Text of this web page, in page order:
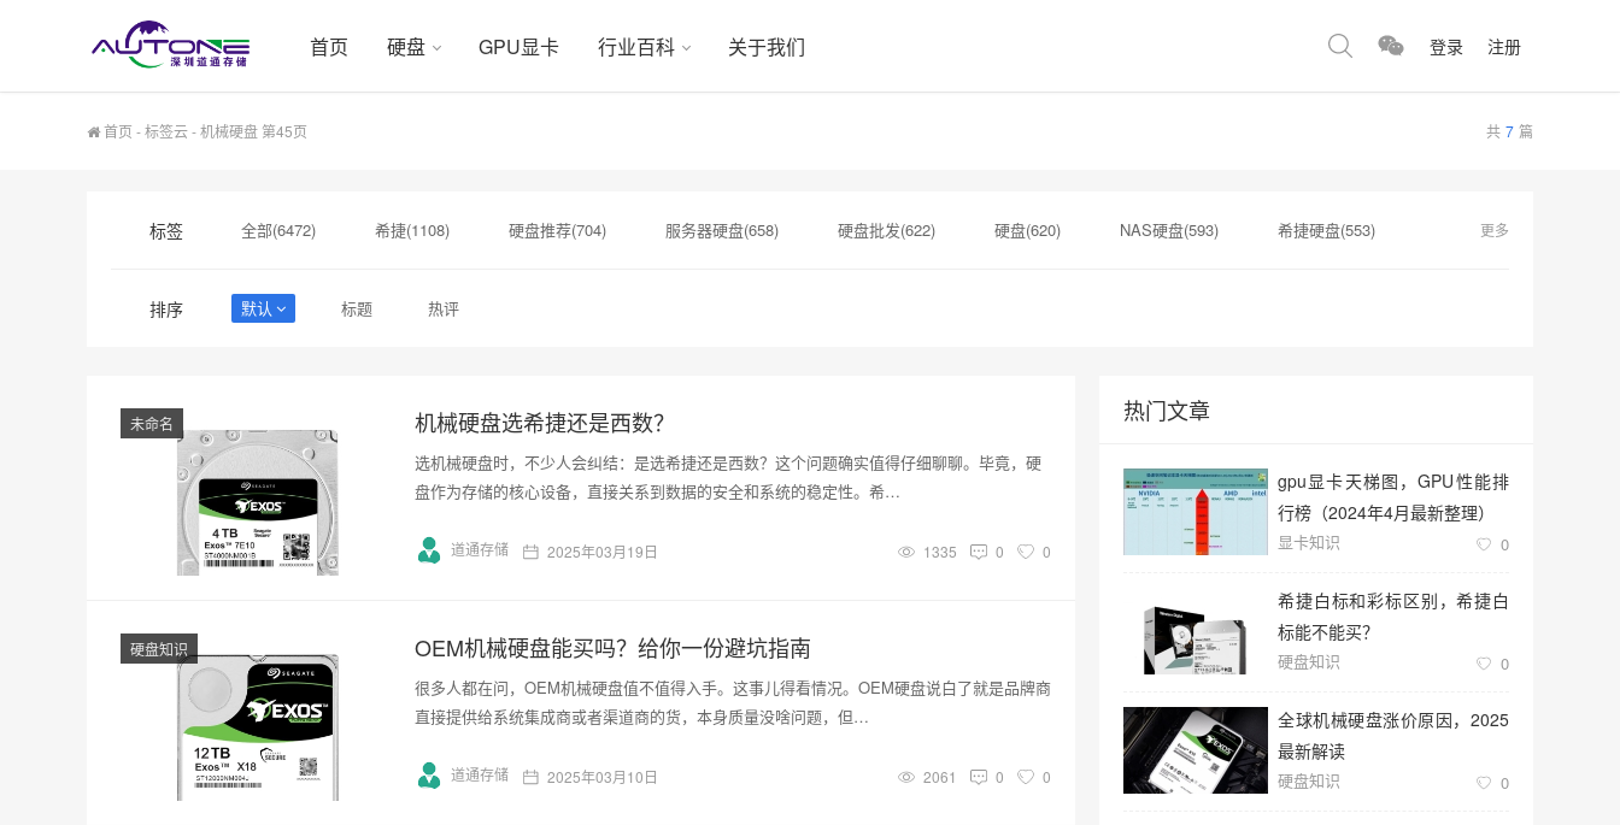
首页 硬盘 GPU显卡 行业百科 关于我们 登录 注册
首页 -标签云- 机械硬盘 第45页 共 7 篇
标签 全部(6472) 希捷(1108) 硬盘推荐(704) 服务器硬盘(658) 硬盘批发(622) 硬盘(620) NAS硬盘(593) 希捷硬盘(553) 更多
排序 默认 标题 热评
未命名 机械硬盘选希捷还是西数？
选机械硬盘时，不少人会纠结：是选希捷还是西数？这个问题确实值得仔细聊聊。毕竟，硬
盘作为存储的核心设备，直接关系到数据的安全和系统的稳定性。希…
道通存储 2025年03月19日 1335 0 0
硬盘知识 OEM机械硬盘能买吗？给你一份避坑指南
很多人都在问，OEM机械硬盘值不值得入手。这事儿得看情况。OEM硬盘说白了就是品牌商
直接提供给系统集成商或者渠道商的货，本身质量没啥问题，但…
道通存储 2025年03月10日 2061 0 0
热门文章
gpu显卡天梯图，GPU性能排
行榜（2024年4月最新整理）
显卡知识 0
希捷白标和彩标区别，希捷白
标能不能买？
硬盘知识 0
全球机械硬盘涨价原因，2025
最新解读
硬盘知识 0